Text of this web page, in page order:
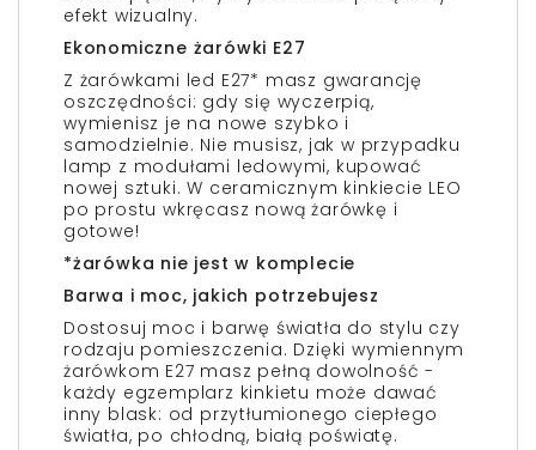
efekt wizualny.
Ekonomiczne żarówki E27
Z żarówkami led E27* masz gwarancję
oszczędności: gdy się wyczerpią,
wymienisz je na nowe szybko i
samodzielnie. Nie musisz, jak w przypadku
lamp z modułami ledowymi, kupować
nowej sztuki. W ceramicznym kinkiecie LEO
po prostu wkręcasz nową żarówkę i
gotowe!
*żarówka nie jest w komplecie
Barwa i moc, jakich potrzebujesz
Dostosuj moc i barwę światła do stylu czy
rodzaju pomieszczenia. Dzięki wymiennym
żarówkom E27 masz pełną dowolność -
każdy egzemplarz kinkietu może dawać
inny blask: od przytłumionego ciepłego
światła, po chłodną, białą poświatę.